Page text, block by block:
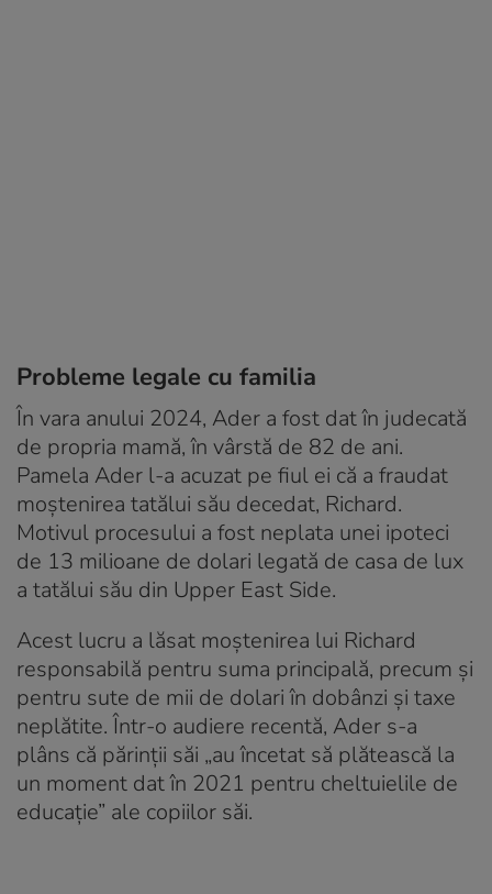
Probleme legale cu familia
În vara anului 2024, Ader a fost dat în judecată
de propria mamă, în vârstă de 82 de ani.
Pamela Ader l-a acuzat pe fiul ei că a fraudat
moștenirea tatălui său decedat, Richard.
Motivul procesului a fost neplata unei ipoteci
de 13 milioane de dolari legată de casa de lux
a tatălui său din Upper East Side.
Acest lucru a lăsat moștenirea lui Richard
responsabilă pentru suma principală, precum și
pentru sute de mii de dolari în dobânzi și taxe
neplătite. Într-o audiere recentă, Ader s-a
plâns că părinții săi „au încetat să plătească la
un moment dat în 2021 pentru cheltuielile de
educație” ale copiilor săi.